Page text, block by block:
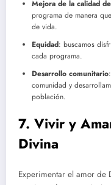
Mejora de la calidad
programa de manera
de vida.
Equidad: buscamos
cada programa.
Desarrollo comunitario
comunidad y
población.
7. Vivir y
Divina
Experimentar el amor de